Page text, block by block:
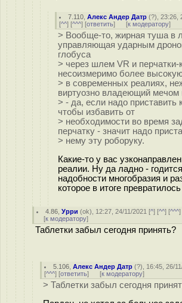
7.110 ,Алекс Андер Датр (?), 23:26,
[^^] [^^^] [ответить] [к модератору]
> Вообще-то, жирная туша в
управляющая ударным
глобуса
> через шлем VR и
несоизмеримо более
> в современных реалиях,
виртуозно владеющий мечом
> - да, если надо приставить
чтобы избавить от
> необходимости во время
перчатку - значит надо
> нему эту роборуку.
Какие-то у вас
реалии. Ну да ладно -
надобности многобразия и
которое в итоге
4.86 ,Урри (ok), 12:27, 24/11/2021 [^] [^^] [^^^]
[к модератору]
Таблетки забыл сегодня принять?
5.106 ,Алекс Андер Датр (?), 16:45, 26/
[^^^] [ответить] [к модератору]
> Таблетки забыл сегодня